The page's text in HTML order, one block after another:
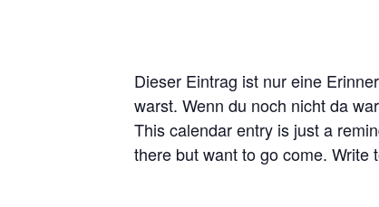
Dieser Eintrag ist nur eine
warst. Wenn du noch nicht da
This calendar entry is just a
there but want to go come.